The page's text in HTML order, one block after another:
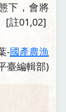
下，會將
[註01,02]
-國產農漁
臺編輯部)